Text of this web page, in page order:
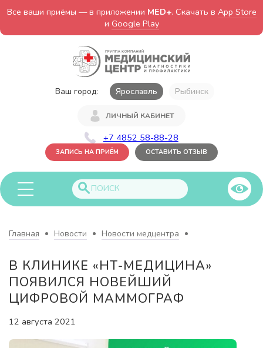
Все ваши приёмы — в приложении MED+. Скачать в App Store
и Google Play
Ваш город: Ярославль Рыбинск
ЛИЧНЫЙ КАБИНЕТ
+7 4852 58-88-28
ЗАПИСЬ НА ПРИЁМ ОСТАВИТЬ ОТЗЫВ
Главная Новости Новости медцентра
В КЛИНИКЕ «НТ-МЕДИЦИНА»
ПОЯВИЛСЯ НОВЕЙШИЙ
ЦИФРОВОЙ МАММОГРАФ
12 августа 2021